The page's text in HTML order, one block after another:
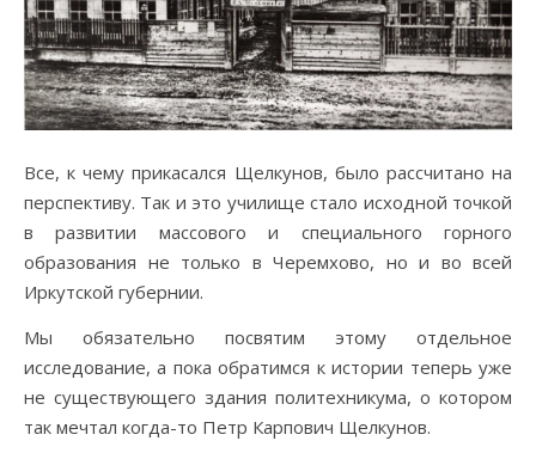
Все, к чему прикасался Щелкунов, было рассчитано на
перспективу. Так и это училище стало исходной точкой
в развитии массового и специального горного
образования не только в Черемхово, но и во всей
Иркутской губернии.
Мы обязательно посвятим этому отдельное
исследование, а пока обратимся к истории теперь уже
не существующего здания политехникума, о котором
так мечтал когда-то Петр Карпович Щелкунов.